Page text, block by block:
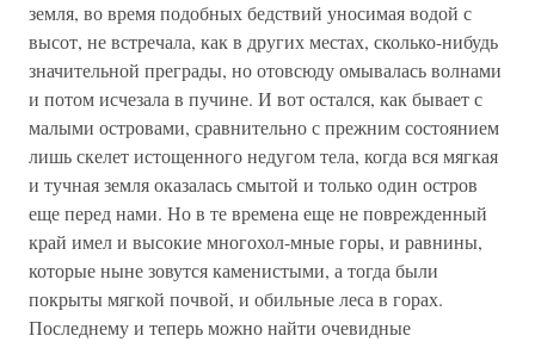
земля, во время подобных бедствий уносимая водой с
высот, не встречала, как в других местах, сколько-нибудь
значительной преграды, но отовсюду омывалась волнами
и потом исчезала в пучине. И вот остался, как бывает с
малыми островами, сравнительно с прежним состоянием
лишь скелет истощенного недугом тела, когда вся мягкая
и тучная земля оказалась смытой и только один остров
еще перед нами. Но в те времена еще не поврежденный
край имел и высокие многохол-мные горы, и равнины,
которые ныне зовутся каменистыми, а тогда были
покрыты мягкой почвой, и обильные леса в горах.
Последнему и теперь можно найти очевидные